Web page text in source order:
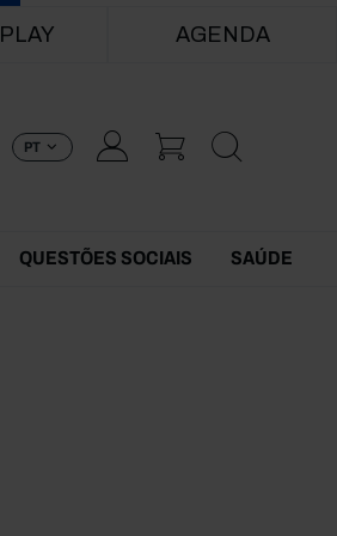
AGENDA
PT
QUESTÕES SOCIAIS SAÚDE